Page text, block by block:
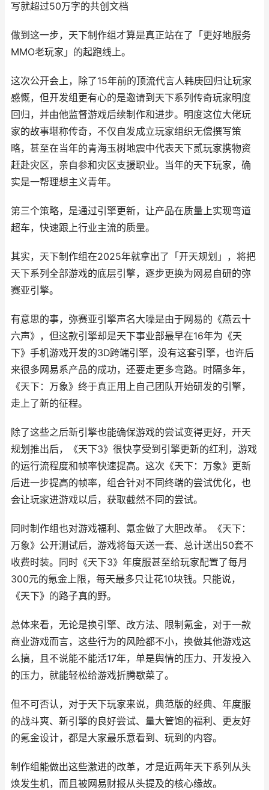
写就超过50万字的共创文档
做到这一步，天下制作组才算是真正站在了「更好地服务
MMO老玩家」的起跑线上。
这次公开会上，除了15年前的顶流代言人韩庚回归让玩家
感慨，但开发组更有心的是邀请到天下系列传奇玩家明度
回归，并由他监督游戏后续制作和进步。明度这位大佬玩
家的故事堪称传奇，不仅自发成立玩家组织无偿撰写策
略，甚至在当年的青海玉树地震中代表天下贰玩家携物资
赶赴灾区，亲自参和灾区支援职业。当年的天下玩家，确
实是一帮理想主义青年。
第三个策略，是通过引擎更新，让产品在质量上实现弯道
超车，快速跟上行业主流的质量。
其实，天下制作组在2025年就拿出了「开天规划」，将把
天下系列全部游戏的底层引擎，逐步更换为网易自研的弥
赛亚引擎。
有意思的事，弥赛亚引擎声名大噪是由于网易的《燕云十
六声》，但这款引擎却是天下事业部最早在16年为《天
下》手机游戏开发的3D跨端引擎，没有这套引擎，也许后
来很多网易系产品的成功，还要走更多弯路。时隔多年，
《天下：万象》终于真正用上自己团队开始研发的引擎，
走上了新的征程。
除了这些之后新引擎也能确保游戏的尝试变得更好，开天
规划推出后，《天下3》很快享受到引擎更新的红利，游戏
的运行流程度和帧率快速提高。这次《天下：万象》更新
后进一步提高的帧率，组合针对不同终端的尝试优化，也
会让玩家进游戏以后，获取截然不同的尝试。
同时制作组也对游戏福利、氪金做了大胆改革。《天下：
万象》公开测试后，游戏将每天送一套、总计送出50套不
收费时装。同时《天下3》年度服甚至给玩家配置了每月
300元的氪金上限，每天最多只让花10块钱。只能说，
《天下》的路子真的野。
总体来看，无论是换引擎、改方法、限制氪金，对于一款
商业游戏而言，这些行为的风险都不小，换做其他游戏这
么搞，且不说能不能活17年，单是舆情的压力、开发投入
的压力，就能轻松给游戏折腾歇菜了。
但不可否认，对于天下玩家来说，典范版的经典、年度服
的战斗爽、新引擎的良好尝试、量大管饱的福利、更友好
的氪金设计，都是大家最乐意看到、玩到的内容。
制作组能做出这些激进的改革，才是近两年天下系列从头
焕发生机，而且被网易财报从头提及的核心缘故。